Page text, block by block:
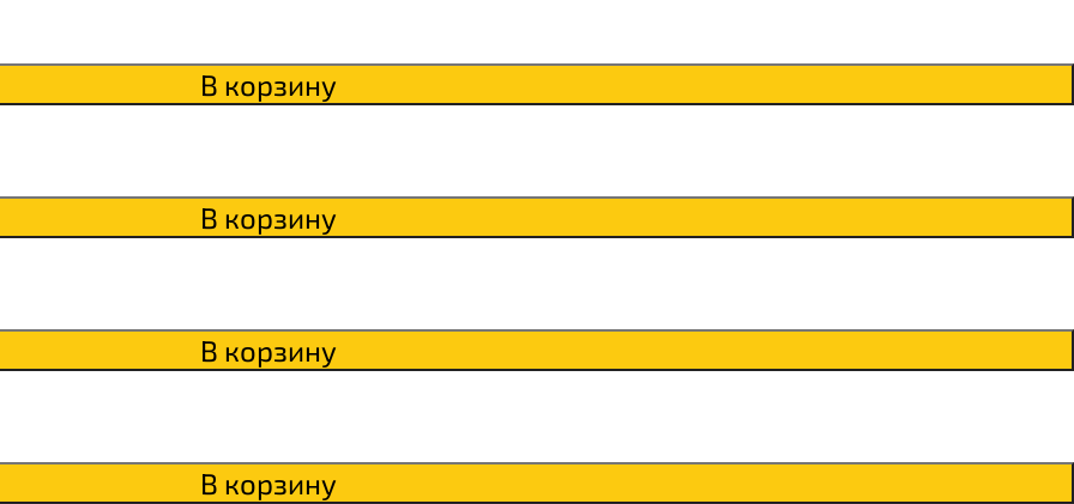
Chikapie
В корзину
В корзину
В корзину
В корзину